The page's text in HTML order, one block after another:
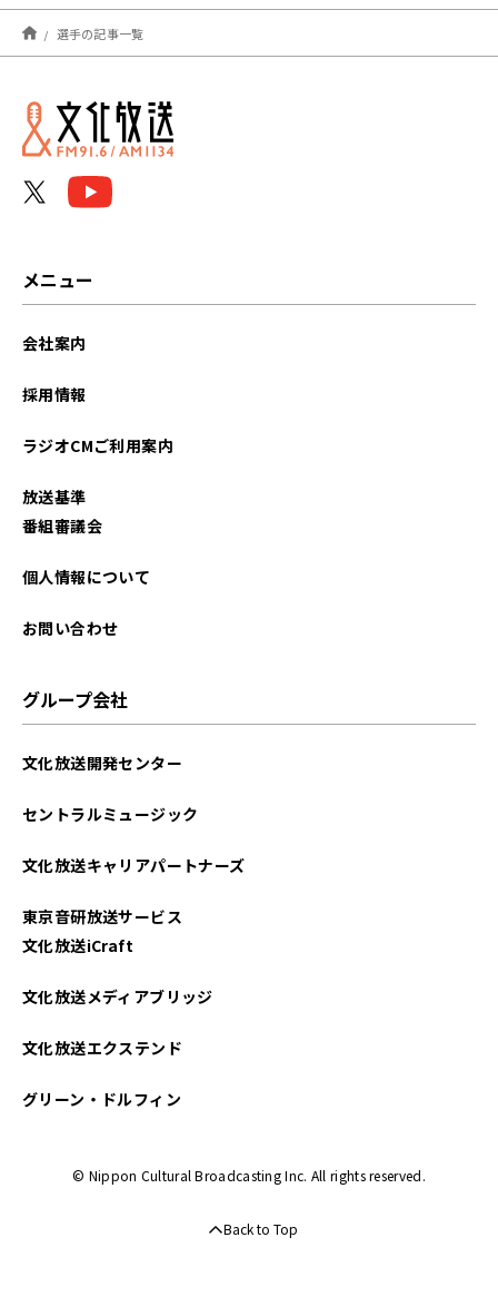
2024年01月
2023年03月
2022年03月
選手の記事一覧
メニュー
会社案内
採用情報
ラジオCMご利用案内
放送基準
番組審議会
個人情報について
お問い合わせ
グループ会社
文化放送開発センター
セントラルミュージック
文化放送キャリアパートナーズ
東京音研放送サービス
文化放送iCraft
文化放送メディアブリッジ
文化放送エクステンド
グリーン・ドルフィン
© Nippon Cultural Broadcasting Inc. All rights reserved.
Back to Top